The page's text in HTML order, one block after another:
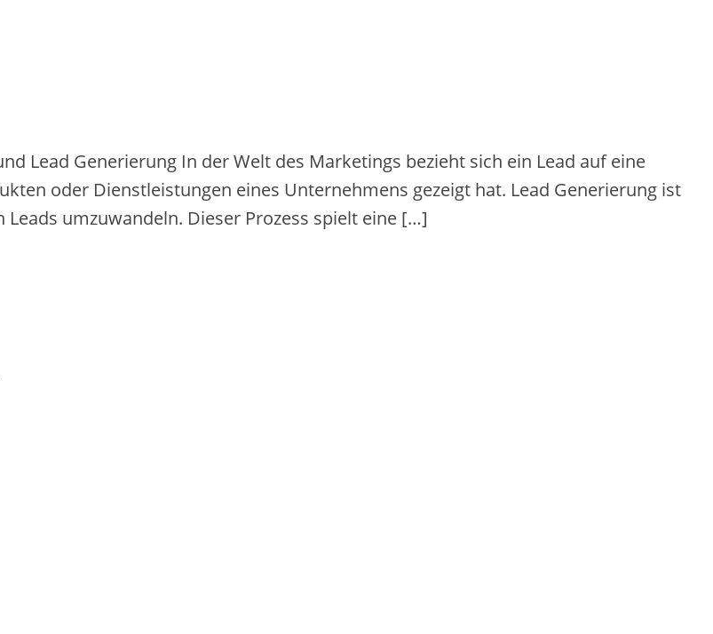
Lead Generierung In der Welt des Marketings bezieht sich ein Lead auf eine
oder Dienstleistungen eines Unternehmens gezeigt hat. Lead Generierung ist
umzuwandeln. Dieser Prozess spielt eine […]